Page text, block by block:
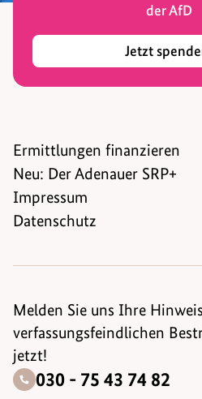
der AfD
Jetzt
Ermittlungen finanzieren
Neu: Der Adenauer SRP+
Impressum
Datenschutz
Melden Sie uns Ihre
verfassungsfeindlichen
jetzt!
030 - 75 43 74 82